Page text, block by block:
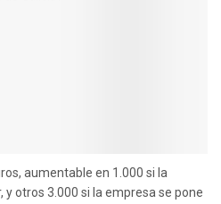
aumentable en 1.000 si la
otros 3.000 si la empresa se pone